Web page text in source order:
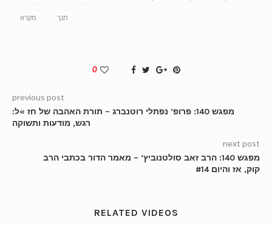
מקרא תנך
0
previous post
מפגש 140: פרופ’ נפתלי רוטנברג – תורת האהבה של חז »ל:
רגש, מודעות ותשוקה
next post
מפגש 140: הרב זאב סולטנוביץ’ – מאמר הדור בכתבי הרב
קוק, אז והיום #14
RELATED VIDEOS